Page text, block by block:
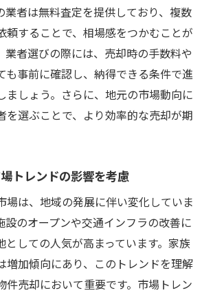
けるための中古物件査定の注意点
契約に関する基礎知識の確認
疵とその対応方法
ける税金問題の理解
書類準備とその管理方法
発生時の迅速な対応策
古物件売却を成功させるための効
プ
ンの全体像を描く
の設定とその根拠
渉戦略の構築
業者は無料査定を提供しており、複数
頼することで、相場感をつかむことが
業者選びの際には、売却時の手数料や
も事前に確認し、納得できる条件で進
ましょう。さらに、地元の市場動向に
を選ぶことで、より効率的な売却が期
トレンドの影響を考慮
場は、地域の発展に伴い変化していま
設のオープンや交通インフラの改善に
としての人気が高まっています。家族
増加傾向にあり、このトレンドを理解
件売却において重要です。市場トレン